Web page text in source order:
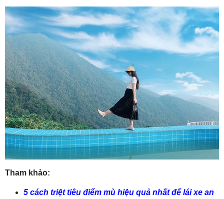
Tham khảo:
5 cách triệt tiêu điểm mù hiệu quả nhất để lái xe an